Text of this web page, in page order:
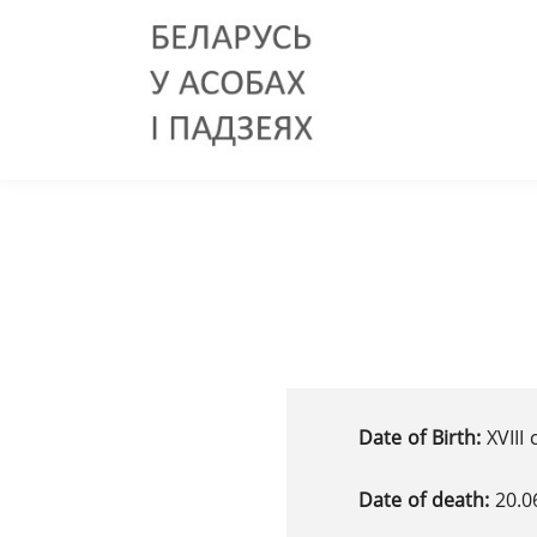
Date of Birth:
Date of death: